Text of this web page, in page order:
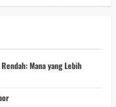
Mana yang Lebih